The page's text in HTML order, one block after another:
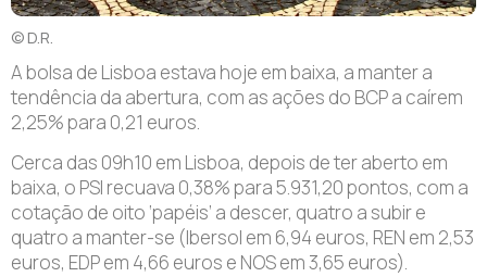
© D.R.
A bolsa de Lisboa estava hoje em baixa, a manter a
tendência da abertura, com as ações do BCP a caírem
2,25% para 0,21 euros.
Cerca das 09h10 em Lisboa, depois de ter aberto em
baixa, o PSI recuava 0,38% para 5.931,20 pontos, com a
cotação de oito ‘papéis’ a descer, quatro a subir e
quatro a manter-se (Ibersol em 6,94 euros, REN em 2,53
euros, EDP em 4,66 euros e NOS em 3,65 euros).